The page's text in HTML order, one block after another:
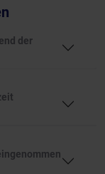
der